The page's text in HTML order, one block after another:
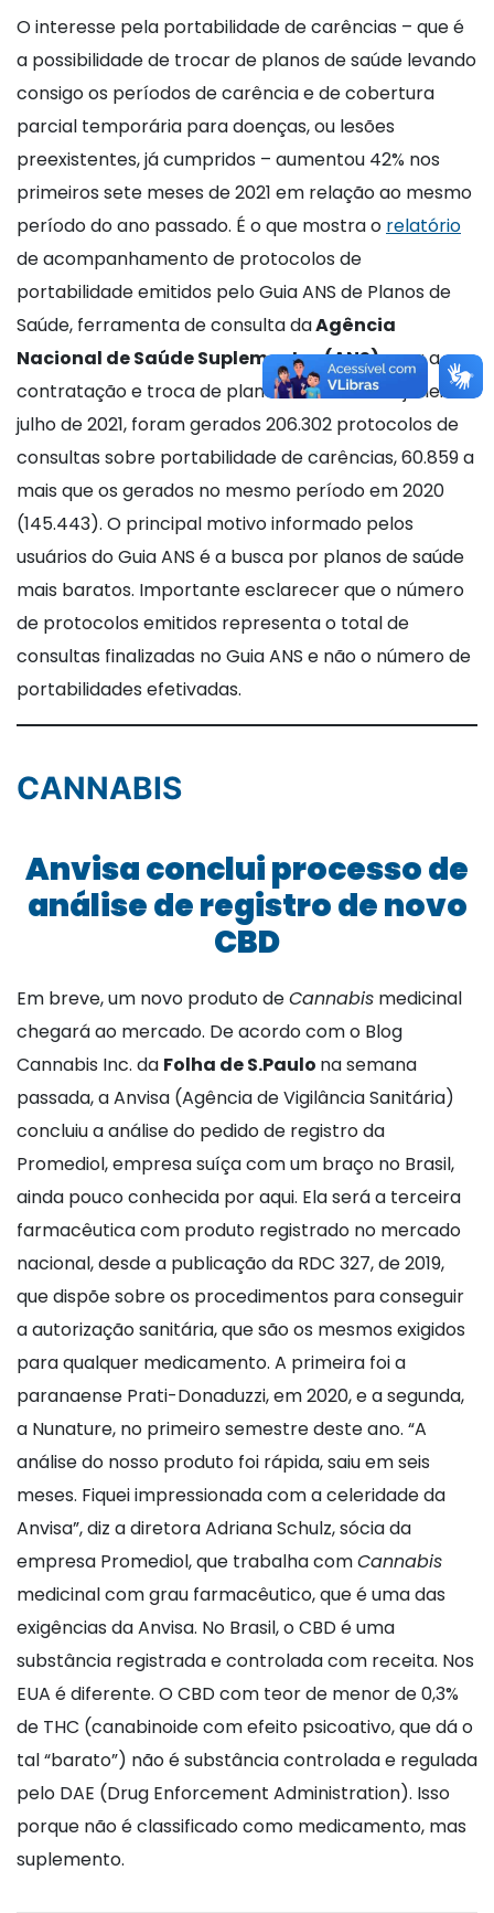
O interesse pela portabilidade de carências – que é
a possibilidade de trocar de planos de saúde levando
consigo os períodos de carência e de cobertura
parcial temporária para doenças, ou lesões
preexistentes, já cumpridos – aumentou 42% nos
primeiros sete meses de 2021 em relação ao mesmo
período do ano passado. É o que mostra o relatório
de acompanhamento de protocolos de
portabilidade emitidos pelo Guia ANS de Planos de
Saúde, ferramenta de consulta daAgência
Nacional de Saúde Suplementar (ANS)para a
contratação e troca de planos de saúde. De janeiro a
julho de 2021, foram gerados 206.302 protocolos de
consultas sobre portabilidade de carências, 60.859 a
mais que os gerados no mesmo período em 2020
(145.443). O principal motivo informado pelos
usuários do Guia ANS é a busca por planos de saúde
mais baratos. Importante esclarecer que o número
de protocolos emitidos representa o total de
consultas finalizadas no Guia ANS e não o número de
portabilidades efetivadas.
CANNABIS
Anvisa conclui processo de
análise de registro de novo
CBD
Em breve, um novo produto deCannabis medicinal
chegará ao mercado. De acordo com o Blog
Cannabis Inc. da Folha de S.Paulo na semana
passada, a Anvisa (Agência de Vigilância Sanitária)
concluiu a análise do pedido de registro da
Promediol, empresa suíça com um braço no Brasil,
ainda pouco conhecida por aqui. Ela será a terceira
farmacêutica com produto registrado no mercado
nacional, desde a publicação da RDC 327, de 2019,
que dispõe sobre os procedimentos para conseguir
a autorização sanitária, que são os mesmos exigidos
para qualquer medicamento. A primeira foi a
paranaense Prati-Donaduzzi, em 2020, e a segunda,
a Nunature, no primeiro semestre deste ano. “A
análise do nosso produto foi rápida, saiu em seis
meses. Fiquei impressionada com a celeridade da
Anvisa”, diz a diretora Adriana Schulz, sócia da
empresa Promediol, que trabalha comCannabis
medicinal com grau farmacêutico, que é uma das
exigências da Anvisa. No Brasil, o CBD é uma
substância registrada e controlada com receita. Nos
EUA é diferente. O CBD com teor de menor de 0,3%
de THC (canabinoide com efeito psicoativo, que dá o
tal “barato”) não é substância controlada e regulada
pelo DAE (Drug Enforcement Administration). Isso
porque não é classificado como medicamento, mas
suplemento.